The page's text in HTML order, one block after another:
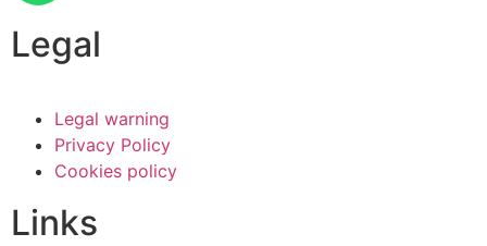
Legal
Legal warning
Privacy Policy
Cookies policy
Links